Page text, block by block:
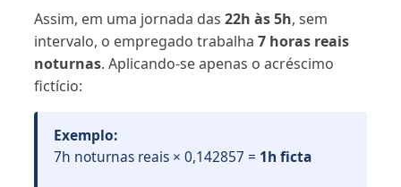
Assim, em uma jornada das 22h às 5h, sem
intervalo, o empregado trabalha 7 horas reais
noturnas. Aplicando-se apenas o acréscimo
fictício:
Exemplo:
7h noturnas reais × 0,142857 = 1h ficta